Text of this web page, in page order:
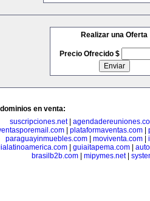
Realizar una Oferta
Precio Ofrecido $
en venta:
suscripciones.net|
| plataformaventas.com|
paraguayinmuebles.com| moviventa.com|
guiaitapema.com
brasilb2b.com| mipymes.net|